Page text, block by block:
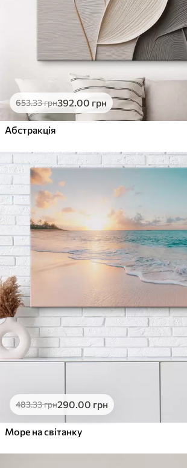
653.33грн392.00 грн
Абстракція
483.33грн290.00 грн
Море на світанку